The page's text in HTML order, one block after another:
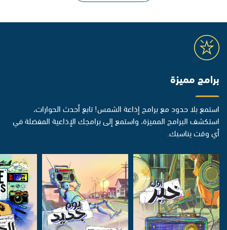
برامج مميزة
استمع بلا حدود مع برامج إذاعة الشمس! تابع أحدث الحوارات،
استكشف البرامج المميزة، واستمع إلى برامجك الإذاعية المفضلة في
أي وقت يناسبك.